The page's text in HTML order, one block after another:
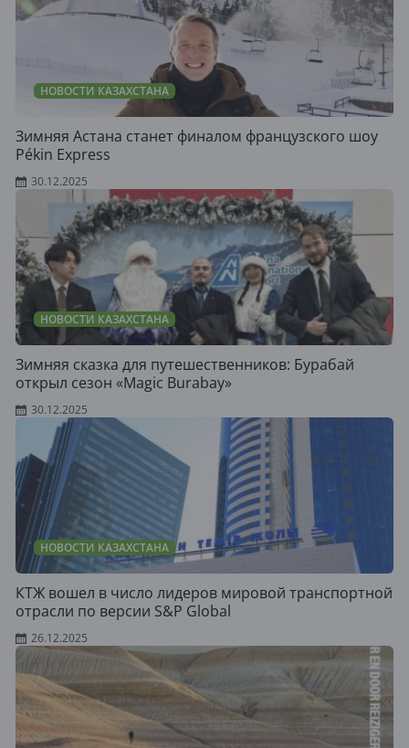
НОВОСТИ КАЗАХСТАНА
Зимняя Астана станет финалом французского шоу
Pékin Express
30.12.2025
НОВОСТИ КАЗАХСТАНА
Зимняя сказка для путешественников: Бурабай
открыл сезон «Magic Burabay»
30.12.2025
НОВОСТИ КАЗАХСТАНА
КТЖ вошел в число лидеров мировой транспортной
отрасли по версии S&P Global
26.12.2025